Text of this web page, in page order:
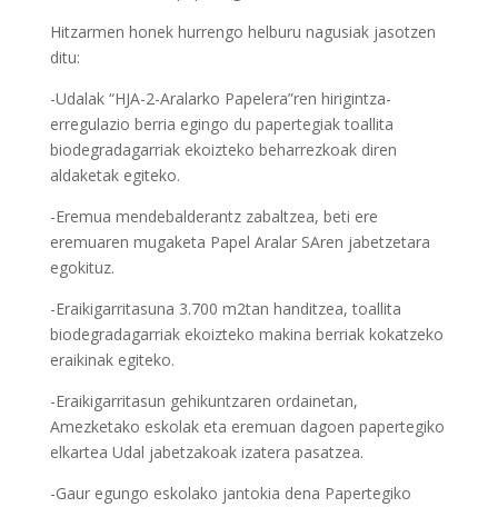
Hitzarmen honek hurrengo helburu nagusiak jasotzen
ditu:
-Udalak “HJA-2-Aralarko Papelera”ren hirigintza-
erregulazio berria egingo du papertegiak toallita
biodegradagarriak ekoizteko beharrezkoak diren
aldaketak egiteko.
-Eremua mendebalderantz zabaltzea, beti ere
eremuaren mugaketa Papel Aralar SAren jabetzetara
egokituz.
-Eraikigarritasuna 3.700 m2tan handitzea, toallita
biodegradagarriak ekoizteko makina berriak kokatzeko
eraikinak egiteko.
-Eraikigarritasun gehikuntzaren ordainetan,
Amezketako eskolak eta eremuan dagoen papertegiko
elkartea Udal jabetzakoak izatera pasatzea.
-Gaur egungo eskolako jantokia dena Papertegiko